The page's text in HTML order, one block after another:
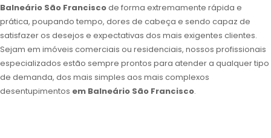
Balneário São Franciscode forma extremamente rápida e
prática, poupando tempo, dores de cabeça e sendo capaz de
satisfazer os desejos e expectativas dos mais exigentes clientes.
Sejam em imóveis comerciais ou residenciais, nossos profissionais
especializados estão sempre prontos para atender a qualquer tipo
de demanda, dos mais simples aos mais complexos
desentupimentos em Balneário São Francisco.